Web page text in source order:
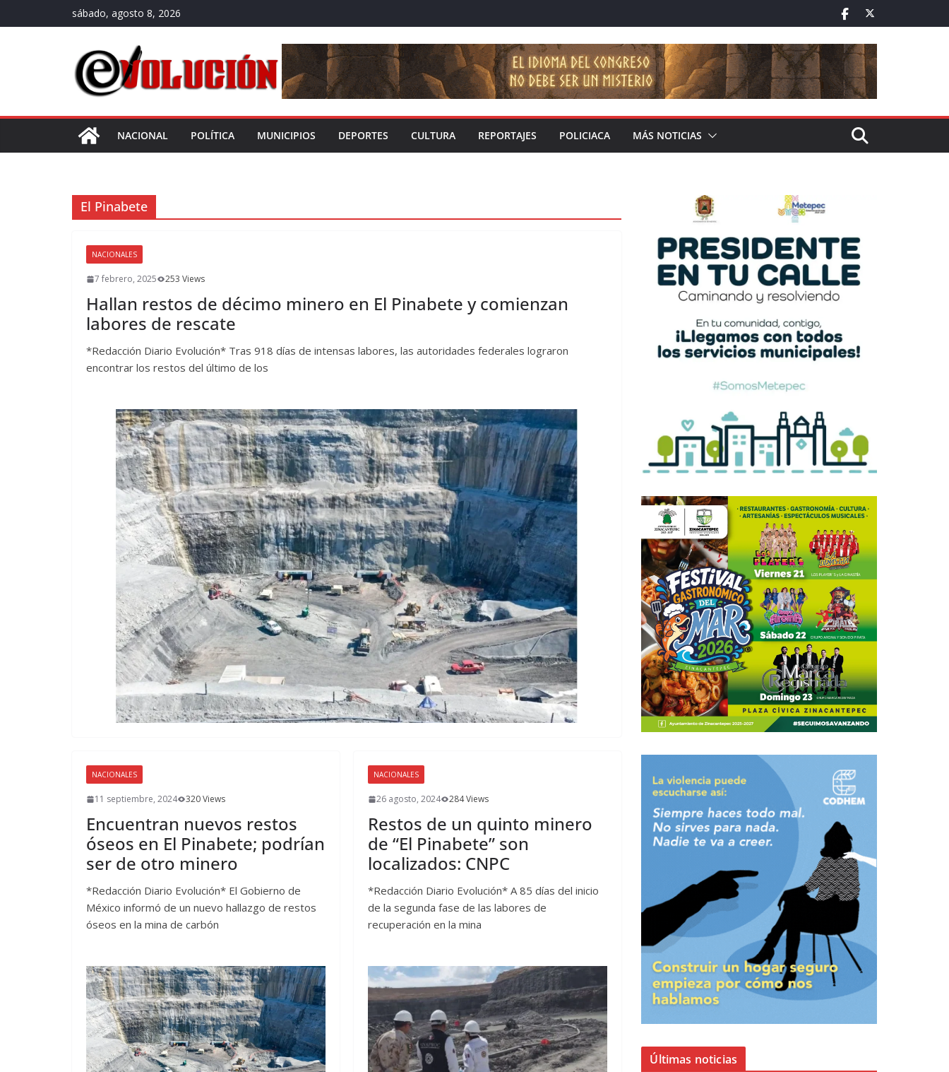
al
sábado, agosto 8, 2026
NACIONAL POLÍTICA MUNICIPIOS DEPORTES CULTURA REPORTAJES POLICIACA MÁS NOTICIAS
El Pinabete
NACIONALES
7 febrero, 2025 253 Views
Hallan restos de décimo minero en El Pinabete y comienzan
labores de rescate
*Redacción Diario Evolución* Tras 918 días de intensas labores, las autoridades federales lograron
encontrar los restos del último de los
NACIONALES
11 septiembre, 2024 320 Views
Encuentran nuevos restos
óseos en El Pinabete; podrían
ser de otro minero
*Redacción Diario Evolución* El Gobierno de
México informó de un nuevo hallazgo de restos
óseos en la mina de carbón
NACIONALES
26 agosto, 2024 284 Views
Restos de un quinto minero
de “El Pinabete” son
localizados: CNPC
*Redacción Diario Evolución* A 85 días del inicio
de la segunda fase de las labores de
recuperación en la mina
Últimas noticias